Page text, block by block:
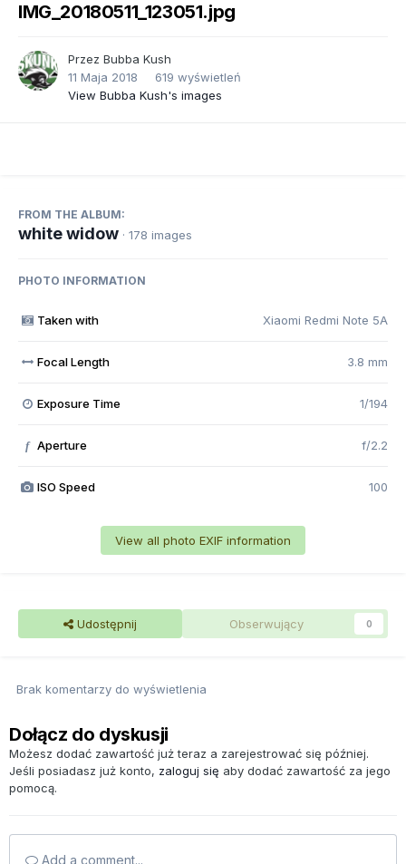
IMG_20180511_123051.jpg
Przez Bubba Kush
11 Maja 2018
619 wyświetleń
View Bubba Kush's images
FROM THE ALBUM:
white widow · 178 images
PHOTO INFORMATION
Taken with Xiaomi Redmi Note 5A
Focal Length 3.8 mm
Exposure Time 1/194
f Aperture f/2.2
ISO Speed 100
View all photo EXIF information
Udostępnij Obserwujący 0
Brak komentarzy do wyświetlenia
Dołącz do dyskusji
Możesz dodać zawartość już teraz a zarejestrować się później.
Jeśli posiadasz już konto, zaloguj się aby dodać zawartość za jego
pomocą.
Add a comment...